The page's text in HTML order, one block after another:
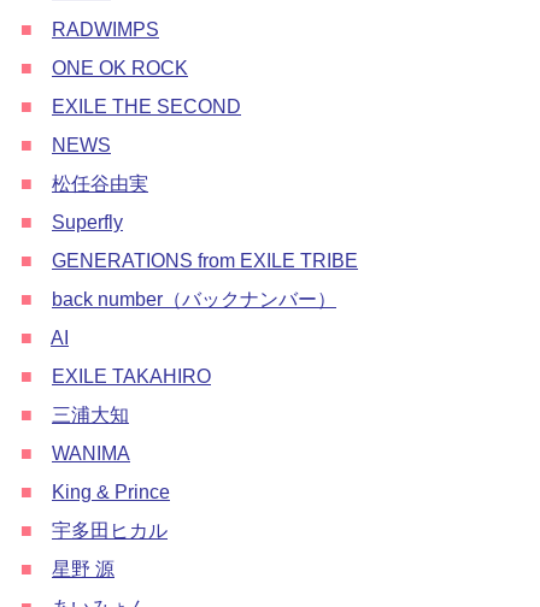
■
RADWIMPS
■
ONE OK ROCK
■
EXILE THE SECOND
■
NEWS
■
松任谷由実
■
Superfly
■
GENERATIONS from EXILE TRIBE
■
back number（バックナンバー）
■
AI
■
EXILE TAKAHIRO
■
三浦大知
■
WANIMA
■
King & Prince
■
宇多田ヒカル
■
星野 源